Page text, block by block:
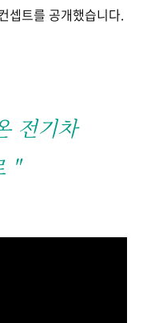
셉트를 공개했습니다.
전기차
"